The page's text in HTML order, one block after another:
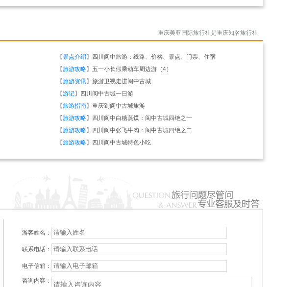
重庆美亚国际旅行社是重庆知名旅行社
【景点介绍 】
四川阆中旅游：线路、价格、景点、门票、住宿
【旅游攻略】 五一小长假乘动车周边游（4）
【旅游资讯】 旅游卫视走进阆中古城
【游记】
四川阆中古城一日游
【旅游指南】 重庆到阆中古城旅游
【旅游攻略】
四川阆中白糖蒸馍：阆中古城四绝之一
【旅游攻略】
四川阆中张飞牛肉：阆中古城四绝之二
【旅游攻略】 四川阆中古城特色小吃
游客姓名：
联系电话：
电子信箱：
咨询内容：